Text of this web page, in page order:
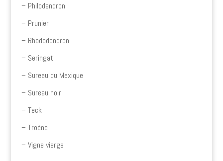
– Philodendron
– Prunier
– Rhododendron
– Seringat
– Sureau du Mexique
– Sureau noir
– Teck
– Troène
– Vigne vierge